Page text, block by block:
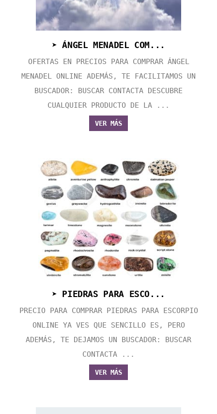
➤ ÁNGEL MENADEL COM...
OFERTAS EN PRECIOS PARA COMPRAR ÁNGEL
MENADEL ONLINE ADEMÁS, TE FACILITAMOS UN
BUSCADOR: BUSCAR CONTACTA DESCUBRE
CUALQUIER PRODUCTO DE LA ...
VER MÁS
➤ PIEDRAS PARA ESCO...
PRECIO PARA COMPRAR PIEDRAS PARA ESCORPIO
ONLINE YA VES QUE SENCILLO ES, PERO
ADEMÁS, TE DEJAMOS UN BUSCADOR: BUSCAR
CONTACTA ...
VER MÁS